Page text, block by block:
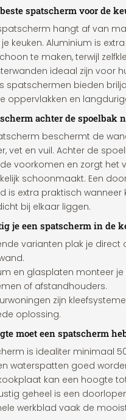
spatscherm voor de
hangt af van
keuken. Aluminium is
te maken, terwijl
ideaal zijn voor
spatschermen bieden
oppervlakken en
achter de spoelbak
beschermt de
vet en vuil. Achter de
voorkomen en zorgt het
schoonmaakt. Een
is extra praktisch wanneer
bij elkaar liggen.
je een spatscherm in de
varianten plak je direct
en glasplaten monteer
of afstandhouders.
zijn
oplossing.
moet een spatscherm
is idealiter minimaal
waterspatten goed
kan een hoogte
geheel is een
werkblad vaak de